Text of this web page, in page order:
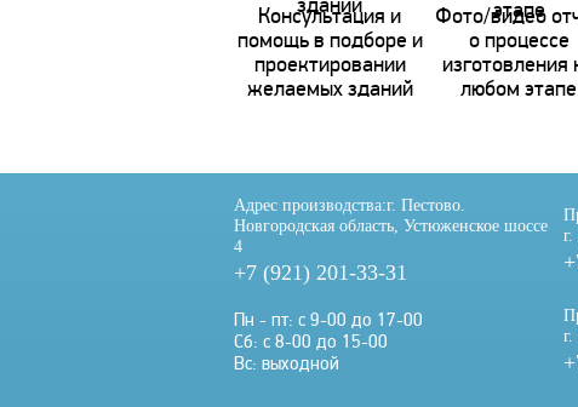
Консультация и
помощь в подборе и
проектировании
желаемых зданий
Фото/видео
о процессе
изготовления
любом этапе
Адрес производства:г. Пестово.
Новгородская область, Устюженское шоссе
4
+7 (921) 201-33-31
Пн - пт: с 9-00 до 17-00
Сб: с 8-00 до 15-00
Вс: выходной